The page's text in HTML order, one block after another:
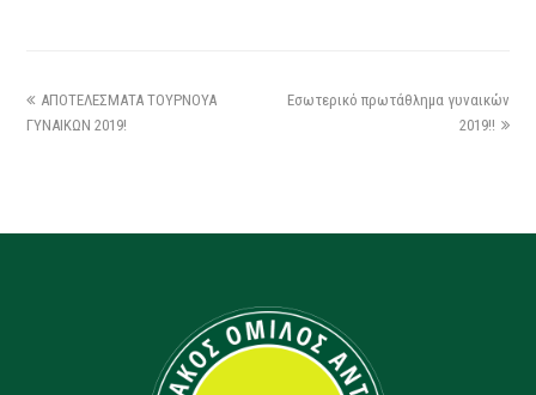
ΑΠΟΤΕΛΕΣΜΑΤΑ ΤΟΥΡΝΟΥΑ
ΓΥΝΑΙΚΩΝ 2019!
Εσωτερικό πρωτάθλημα γυναικών
2019!!